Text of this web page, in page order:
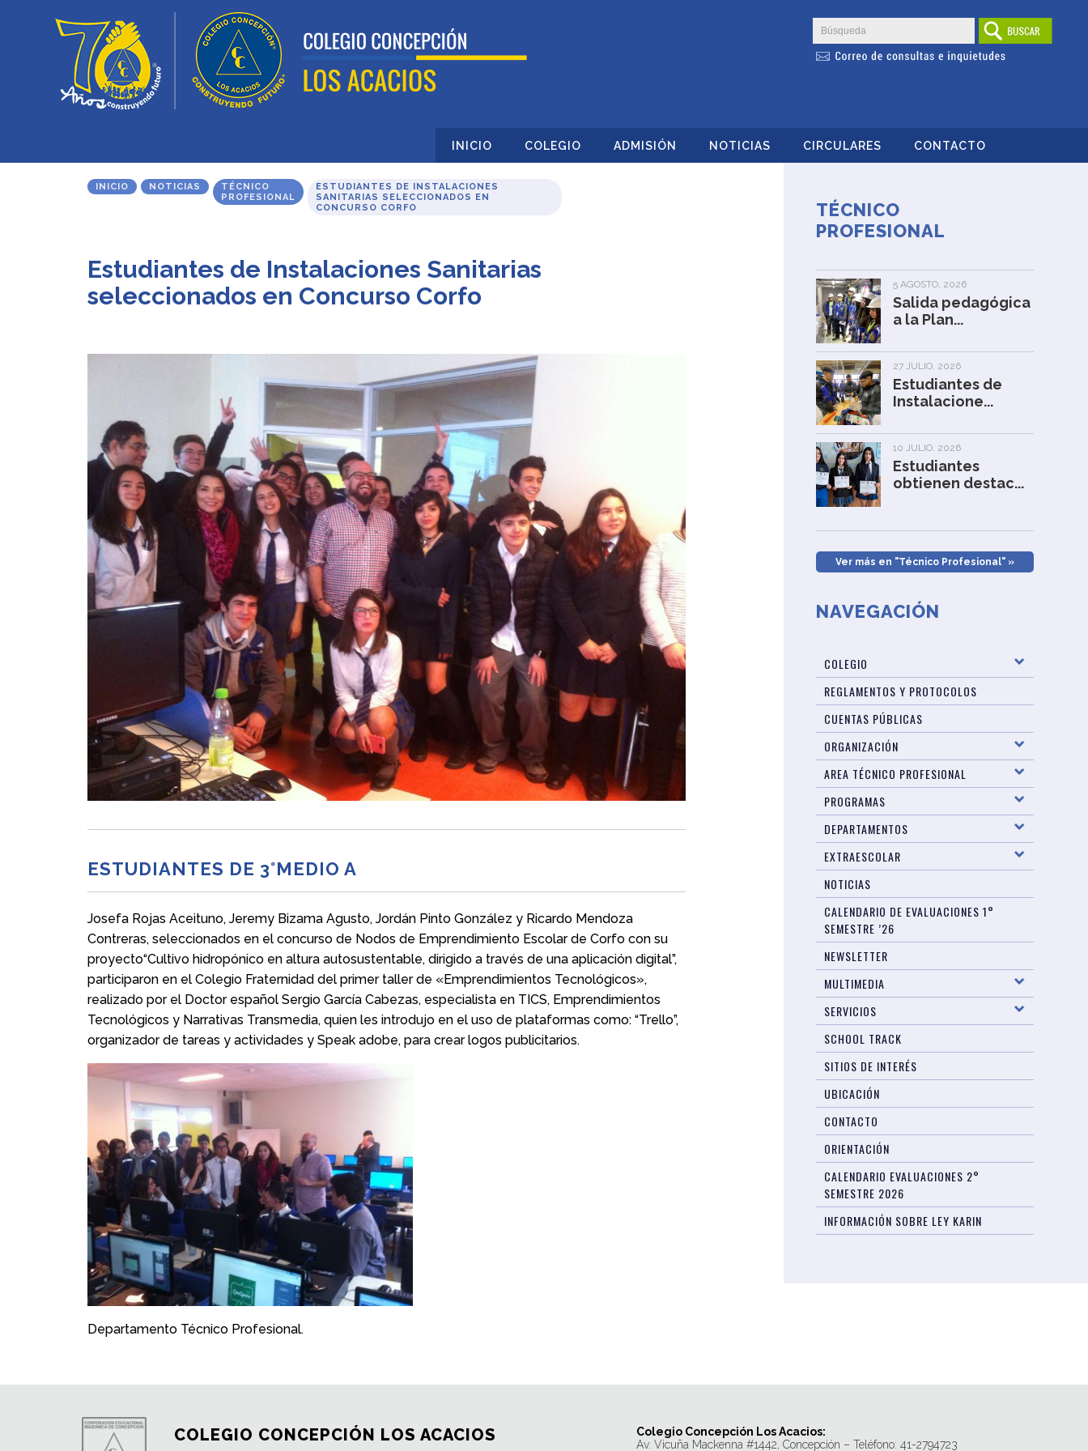
INICIO COLEGIO ADMISIÓN NOTICIAS CIRCULARES CONTACTO
INICIO NOTICIAS
TÉCNICO
PROFESIONAL
ESTUDIANTES DE INSTALACIONES
SANITARIAS SELECCIONADOS EN
CONCURSO CORFO
Estudiantes de Instalaciones Sanitarias
seleccionados en Concurso Corfo
ESTUDIANTES DE 3°MEDIO A
Josefa Rojas Aceituno, Jeremy Bizama Agusto, Jordán Pinto González y Ricardo Mendoza
Contreras, seleccionados en el concurso de Nodos de Emprendimiento Escolar de Corfo con su
proyecto“Cultivo hidropónico en altura autosustentable, dirigido a través de una aplicación digital”,
participaron en el Colegio Fraternidad del primer taller de «Emprendimientos Tecnológicos»,
realizado por el Doctor español Sergio García Cabezas, especialista en TICS, Emprendimientos
Tecnológicos y Narrativas Transmedia, quien les introdujo en el uso de plataformas como: “Trello”,
organizador de tareas y actividades y Speak adobe, para crear logos publicitarios.
Departamento Técnico Profesional.
TÉCNICO
PROFESIONAL
5 AGOSTO, 2026
Salida pedagógica
a la Plan...
27 JULIO, 2026
Estudiantes de
Instalacione...
10 JULIO, 2026
Estudiantes
obtienen destac...
Ver más en "Técnico Profesional" »
NAVEGACIÓN
COLEGIO
REGLAMENTOS Y PROTOCOLOS
CUENTAS PÚBLICAS
ORGANIZACIÓN
AREA TÉCNICO PROFESIONAL
PROGRAMAS
DEPARTAMENTOS
EXTRAESCOLAR
NOTICIAS
CALENDARIO DE EVALUACIONES 1°
SEMESTRE ’26
NEWSLETTER
MULTIMEDIA
SERVICIOS
SCHOOL TRACK
SITIOS DE INTERÉS
UBICACIÓN
CONTACTO
ORIENTACIÓN
CALENDARIO EVALUACIONES 2°
SEMESTRE 2026
INFORMACIÓN SOBRE LEY KARIN
COLEGIO CONCEPCIÓN LOS ACACIOS
Colegio Concepción Los Acacios:
Av. Vicuña Mackenna #1442, Concepción – Teléfono: 41-2794723